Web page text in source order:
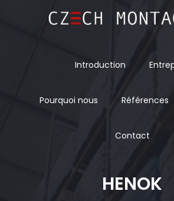
Introduction
Pourquoi nous Références
Contact
HENOK